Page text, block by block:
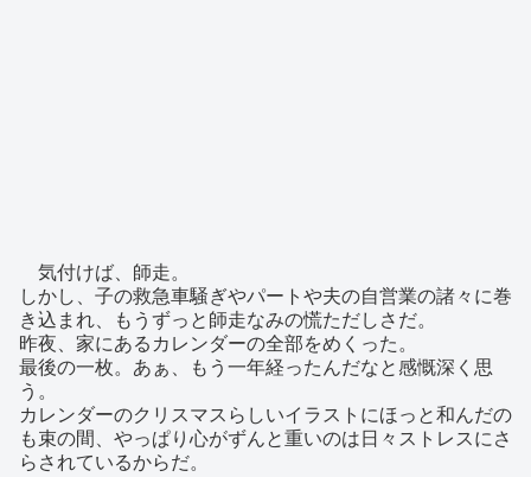
気付けば、師走。
しかし、子の救急車騒ぎやパートや夫の自営業の諸々に巻
き込まれ、もうずっと師走なみの慌ただしさだ。
昨夜、家にあるカレンダーの全部をめくった。
最後の一枚。あぁ、もう一年経ったんだなと感慨深く思
う。
カレンダーのクリスマスらしいイラストにほっと和んだの
も束の間、やっぱり心がずんと重いのは日々ストレスにさ
らされているからだ。